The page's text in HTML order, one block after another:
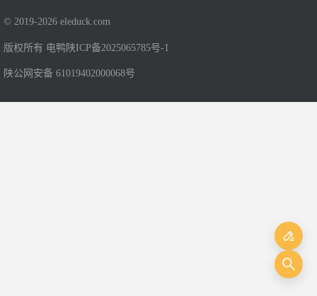
© 2019-2026 eleduck.com
版权所有 电鸭 陕ICP备2025065785号-1
陕公网安备 61019402000068号